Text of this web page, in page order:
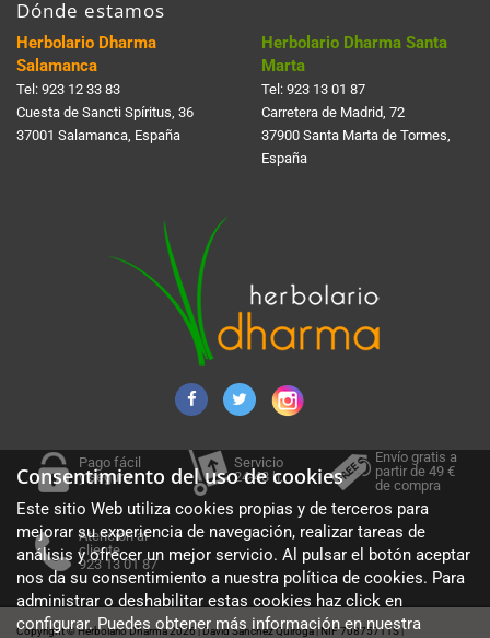
Dónde estamos
Herbolario Dharma
Salamanca
Tel: 923 12 33 83
Cuesta de Sancti Spí­ritus, 36
37001 Salamanca, España
Herbolario Dharma Santa
Marta
Tel: 923 13 01 87
Carretera de Madrid, 72
37900 Santa Marta de Tormes,
España
Pago fácil
y seguro
Servicio
24-48 h.
Envío gratis a
partir de 49 €
de compra
Atención al
cliente
923 13 01 87
Copyright © Herbolario Dharma 2026 | David Sánchez Quiroga NIF 70875711S |
Consentimiento del uso de cookies
Este sitio Web utiliza cookies propias y de terceros para
mejorar su experiencia de navegación, realizar tareas de
análisis y ofrecer un mejor servicio. Al pulsar el botón aceptar
nos da su consentimiento a nuestra política de cookies. Para
administrar o deshabilitar estas cookies haz click en
configurar. Puedes obtener más información en nuestra